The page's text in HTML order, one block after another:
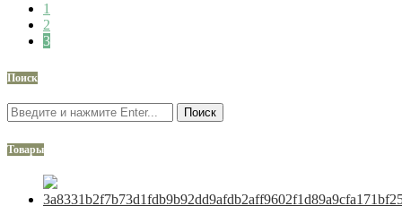
1
2
3
Поиск
Поиск
Товары